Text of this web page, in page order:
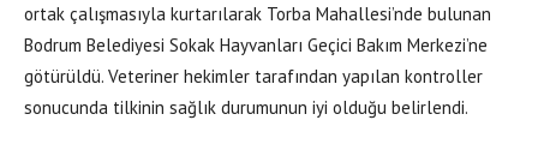
ortak çalışmasıyla kurtarılarak Torba Mahallesi’nde bulunan
Bodrum Belediyesi Sokak Hayvanları Geçici Bakım Merkezi’ne
götürüldü. Veteriner hekimler tarafından yapılan kontroller
sonucunda tilkinin sağlık durumunun iyi olduğu belirlendi.